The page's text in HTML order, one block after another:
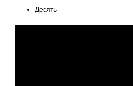
Десять